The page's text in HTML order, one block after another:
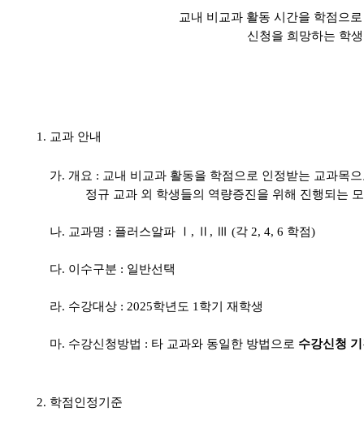
교내 비교과 활동 시간을 학점으
신청을 희망하는 학
1. 교과 안내
가. 개요 : 교내 비교과 활동을 학점으로 인정받는 교과목
정규 교과 외 학생들의 역량증진을 위해 진행되는 모
나. 교과명 : 플러스알파 Ⅰ , Ⅱ , Ⅲ (각 2, 4, 6 학점)
다. 이수구분 : 일반선택
라. 수강대상 : 2025학년도 1 학기 재학생
마. 수강신청방법 : 타 교과와 동일한 방법으로 수강신청
2. 학점인정기준